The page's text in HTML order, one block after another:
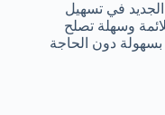
الجديد في تسهيل
وسهلة تصلح
بسهولة دون الحاجة